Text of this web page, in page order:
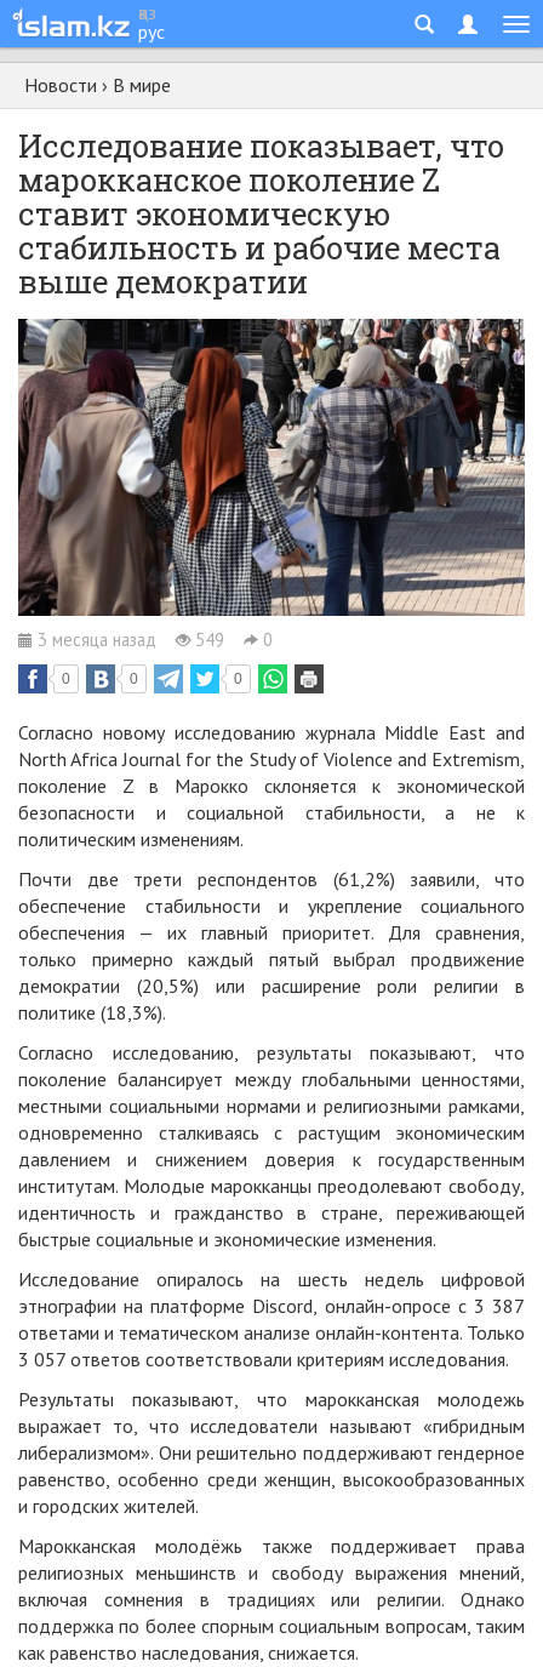
қаз
рус
Новости › В мире
Исследование показывает, что
марокканское поколение Z
ставит экономическую
стабильность и рабочие места
выше демократии
3 месяца назад 549 0
0 0 0
Согласно новому исследованию журнала Middle East and
North Africa Journal for the Study of Violence and Extremism,
поколение Z в Марокко склоняется к экономической
безопасности и социальной стабильности, а не к
политическим изменениям.
Почти две трети респондентов (61,2%) заявили, что
обеспечение стабильности и укрепление социального
обеспечения — их главный приоритет. Для сравнения,
только примерно каждый пятый выбрал продвижение
демократии (20,5%) или расширение роли религии в
политике (18,3%).
Согласно исследованию, результаты показывают, что
поколение балансирует между глобальными ценностями,
местными социальными нормами и религиозными рамками,
одновременно сталкиваясь с растущим экономическим
давлением и снижением доверия к государственным
институтам. Молодые марокканцы преодолевают свободу,
идентичность и гражданство в стране, переживающей
быстрые социальные и экономические изменения.
Исследование опиралось на шесть недель цифровой
этнографии на платформе Discord, онлайн-опросе с 3 387
ответами и тематическом анализе онлайн-контента. Только
3 057 ответов соответствовали критериям исследования.
Результаты показывают, что марокканская молодежь
выражает то, что исследователи называют «гибридным
либерализмом». Они решительно поддерживают гендерное
равенство, особенно среди женщин, высокообразованных
и городских жителей.
Марокканская молодёжь также поддерживает права
религиозных меньшинств и свободу выражения мнений,
включая сомнения в традициях или религии. Однако
поддержка по более спорным социальным вопросам, таким
как равенство наследования, снижается.